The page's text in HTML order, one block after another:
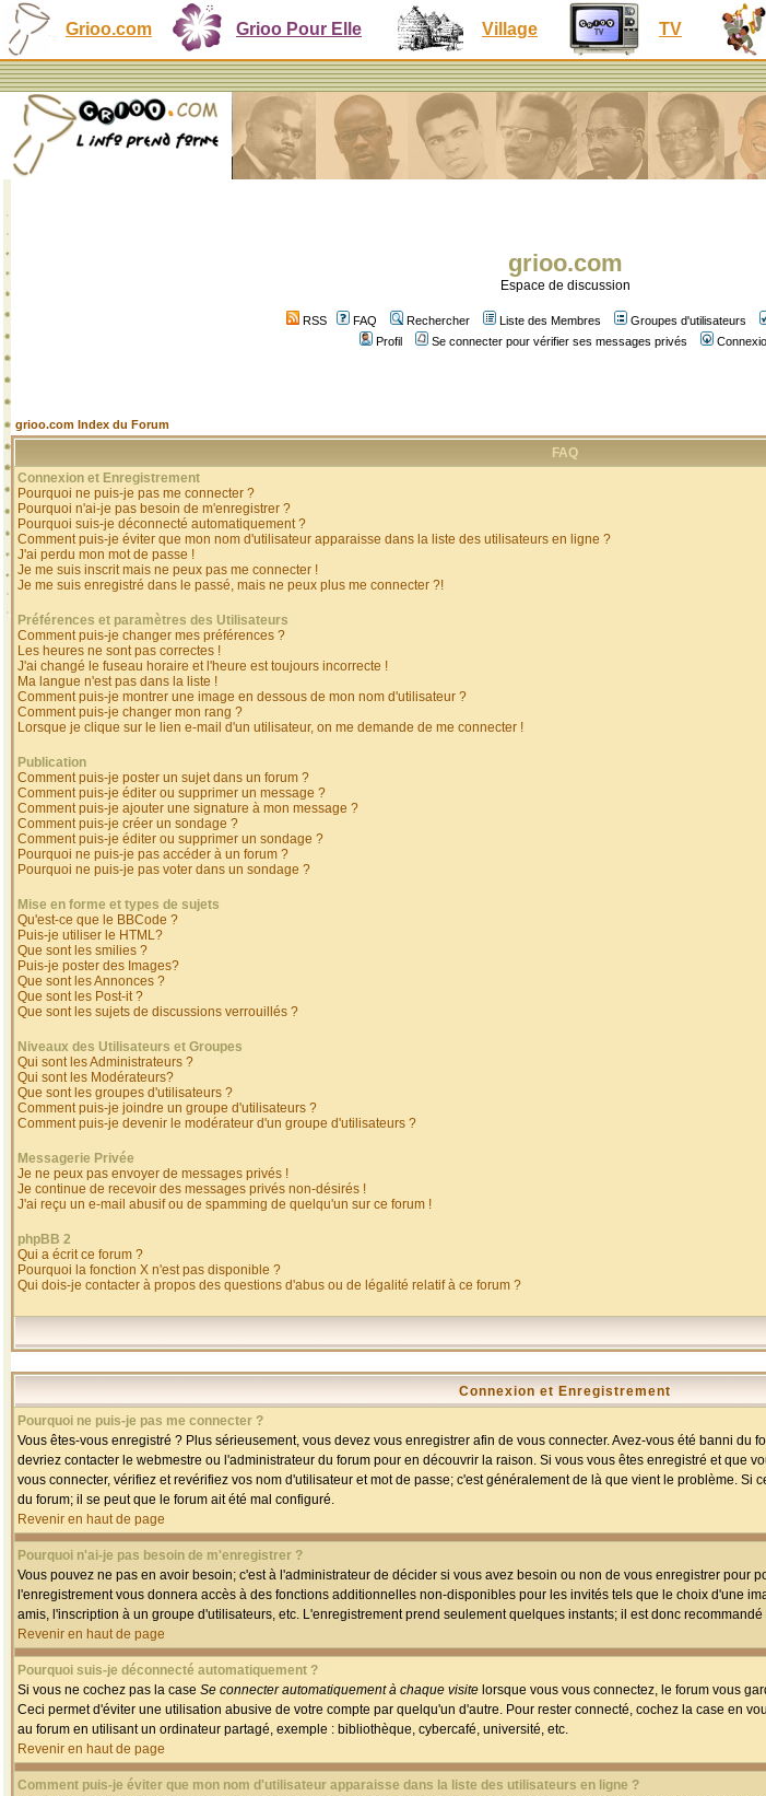
Grioo.com Grioo Pour Elle Village TV
grioo.com
Espace de discussion
RSS FAQ Rechercher Liste des Membres Groupes d'utilisateurs
Profil
Se connecter pour vérifier ses messages privés
grioo.com Index du Forum
FAQ
Connexion et Enregistrement
Pourquoi ne puis-je pas me connecter ?
Pourquoi n'ai-je pas besoin de m'enregistrer ?
Pourquoi suis-je déconnecté automatiquement ?
Comment puis-je éviter que mon nom d'utilisateur apparaisse dans la liste des utilisateurs en ligne ?
J'ai perdu mon mot de passe !
Je me suis inscrit mais ne peux pas me connecter !
Je me suis enregistré dans le passé, mais ne peux plus me connecter ?!
Préférences et paramètres des Utilisateurs
Comment puis-je changer mes préférences ?
Les heures ne sont pas correctes !
J'ai changé le fuseau horaire et l'heure est toujours incorrecte !
Ma langue n'est pas dans la liste !
Comment puis-je montrer une image en dessous de mon nom d'utilisateur ?
Comment puis-je changer mon rang ?
Lorsque je clique sur le lien e-mail d'un utilisateur, on me demande de me connecter !
Publication
Comment puis-je poster un sujet dans un forum ?
Comment puis-je éditer ou supprimer un message ?
Comment puis-je ajouter une signature à mon message ?
Comment puis-je créer un sondage ?
Comment puis-je éditer ou supprimer un sondage ?
Pourquoi ne puis-je pas accéder à un forum ?
Pourquoi ne puis-je pas voter dans un sondage ?
Mise en forme et types de sujets
Qu'est-ce que le BBCode ?
Puis-je utiliser le HTML?
Que sont les smilies ?
Puis-je poster des Images?
Que sont les Annonces ?
Que sont les Post-it ?
Que sont les sujets de discussions verrouillés ?
Niveaux des Utilisateurs et Groupes
Qui sont les Administrateurs ?
Qui sont les Modérateurs?
Que sont les groupes d'utilisateurs ?
Comment puis-je joindre un groupe d'utilisateurs ?
Comment puis-je devenir le modérateur d'un groupe d'utilisateurs ?
Messagerie Privée
Je ne peux pas envoyer de messages privés !
Je continue de recevoir des messages privés non-désirés !
J'ai reçu un e-mail abusif ou de spamming de quelqu'un sur ce forum !
phpBB 2
Qui a écrit ce forum ?
Pourquoi la fonction X n'est pas disponible ?
Qui dois-je contacter à propos des questions d'abus ou de légalité relatif à ce forum ?
Connexion et Enregistrement
Pourquoi ne puis-je pas me connecter ?
Vous êtes-vous enregistré ? Plus sérieusement, vous devez vous enregistrer afin de vous connecter. Avez-vous été banni du
devriez contacter le webmestre ou l'administrateur du forum pour en découvrir la raison. Si vous vous êtes enregistré et que
vous connecter, vérifiez et revérifiez vos nom d'utilisateur et mot de passe; c'est généralement de là que vient le problème. Si
du forum; il se peut que le forum ait été mal configuré.
Revenir en haut de page
Pourquoi n'ai-je pas besoin de m'enregistrer ?
Vous pouvez ne pas en avoir besoin; c'est à l'administrateur de décider si vous avez besoin ou non de vous enregistrer pour
l'enregistrement vous donnera accès à des fonctions additionnelles non-disponibles pour les invités tels que le choix d'une
amis, l'inscription à un groupe d'utilisateurs, etc. L'enregistrement prend seulement quelques instants; il est donc recommandé
Revenir en haut de page
Pourquoi suis-je déconnecté automatiquement ?
Si vous ne cochez pas la case Se connecter automatiquement à chaque visite lorsque vous vous connectez, le forum vous
Ceci permet d'éviter une utilisation abusive de votre compte par quelqu'un d'autre. Pour rester connecté, cochez la case en
au forum en utilisant un ordinateur partagé, exemple : bibliothèque, cybercafé, université, etc.
Revenir en haut de page
Comment puis-je éviter que mon nom d'utilisateur apparaisse dans la liste des utilisateurs en ligne ?